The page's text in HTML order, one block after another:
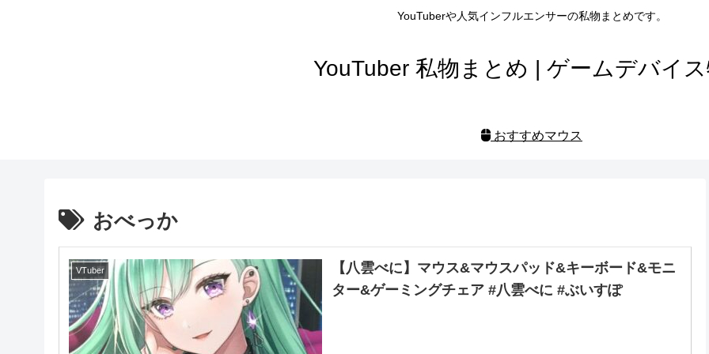
YouTuberや人気インフルエンサーの私物まとめです。
YouTuber 私物まとめ | ゲームデバイ
おすすめマウス
おべっか
VTuber
【八雲べに】マウス&マウスパッド&キーボード&モニ
ター&ゲーミングチェア #八雲べに #ぶいすぽ